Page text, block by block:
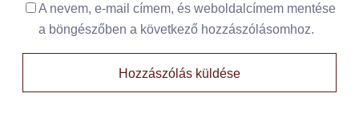
A nevem, e-mail címem, és weboldalcímem mentése
a böngészőben a következő hozzászólásomhoz.